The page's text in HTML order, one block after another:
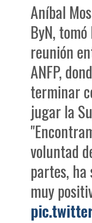
Aníbal
ByN,
reunión
ANFP,
terminar
jugar la
voluntad
partes,
muy